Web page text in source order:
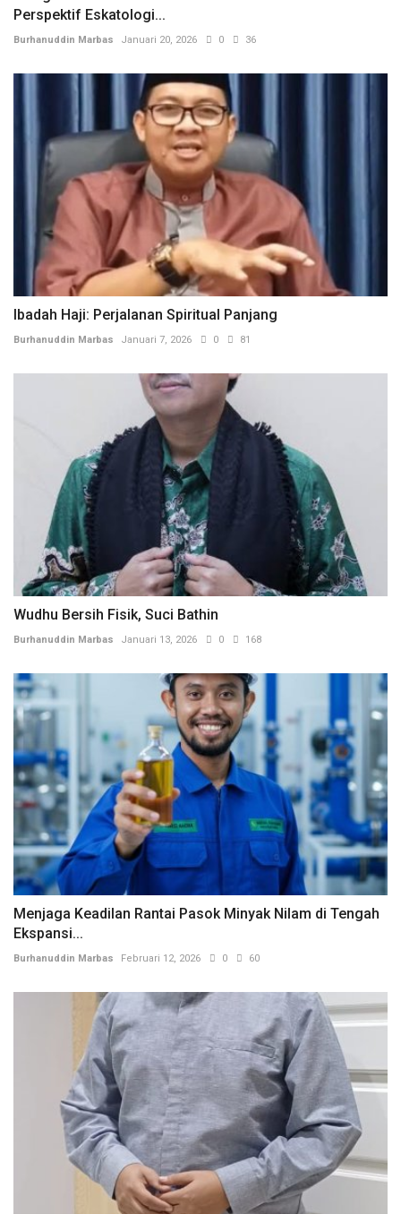
Perspektif Eskatologi...
Burhanuddin Marbas Januari 20, 2026 0 36
Ibadah Haji: Perjalanan Spiritual Panjang
Burhanuddin Marbas Januari 7, 2026 0 81
Wudhu Bersih Fisik, Suci Bathin
Burhanuddin Marbas Januari 13, 2026 0 168
Menjaga Keadilan Rantai Pasok Minyak Nilam di Tengah
Ekspansi...
Burhanuddin Marbas Februari 12, 2026 0 60